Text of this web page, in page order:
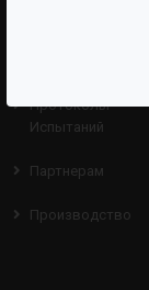
Протоколы
Испытаний
Партнерам
Производство